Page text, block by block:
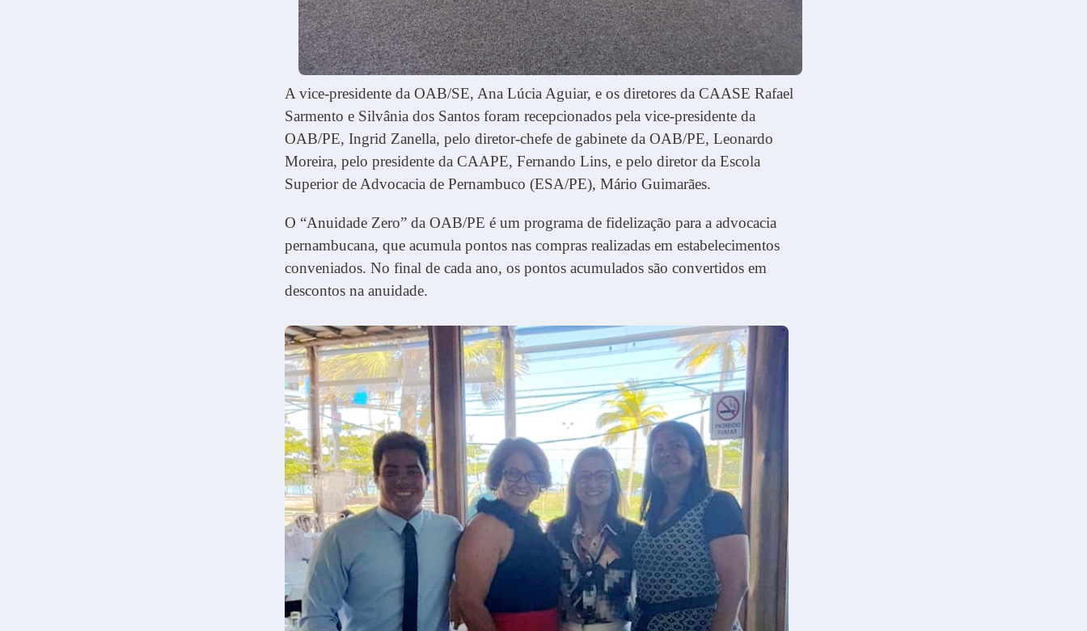
A vice-presidente da OAB/SE, Ana Lúcia Aguiar, e os diretores da CAASE Rafael
Sarmento e Silvânia dos Santos foram recepcionados pela vice-presidente da
OAB/PE, Ingrid Zanella, pelo diretor-chefe de gabinete da OAB/PE, Leonardo
Moreira, pelo presidente da CAAPE, Fernando Lins, e pelo diretor da Escola
Superior de Advocacia de Pernambuco (ESA/PE), Mário Guimarães.
O “Anuidade Zero” da OAB/PE é um programa de fidelização para a advocacia
pernambucana, que acumula pontos nas compras realizadas em estabelecimentos
conveniados. No final de cada ano, os pontos acumulados são convertidos em
descontos na anuidade.